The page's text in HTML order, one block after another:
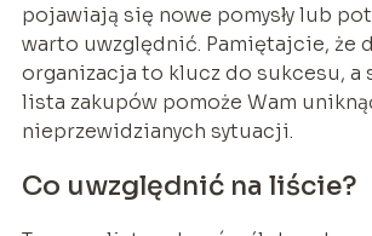
pojawiają się nowe pomysły lub
warto uwzględnić. Pamiętajcie, że
organizacja to klucz do sukcesu, a
lista zakupów pomoże Wam
nieprzewidzianych sytuacji.
Co uwzględnić na liście?